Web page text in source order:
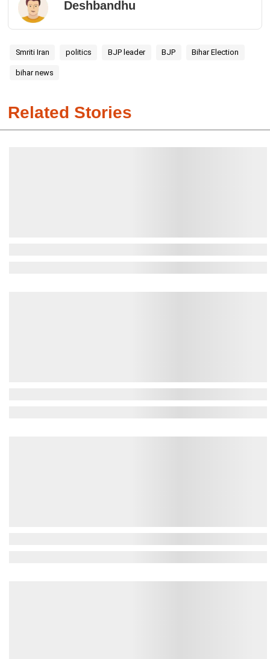
Deshbandhu
Smriti Iran politics BJP leader BJP Bihar Election
bihar news
Related Stories